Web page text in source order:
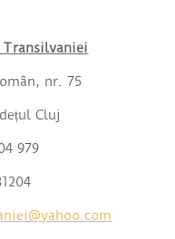
Transilvaniei
nr. 75
Cluj
979